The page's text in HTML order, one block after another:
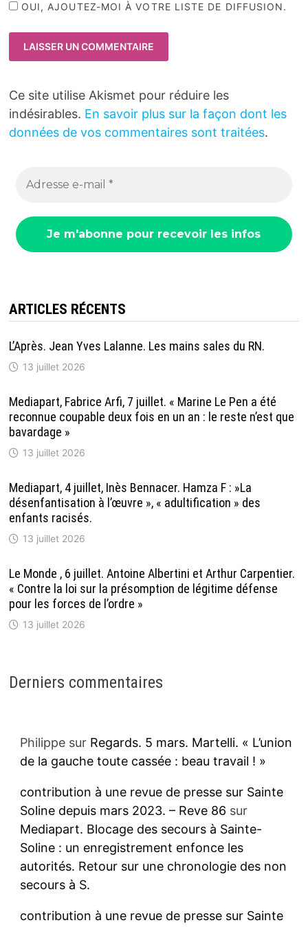
OUI, AJOUTEZ-MOI À VOTRE LISTE DE DIFFUSION.
Ce site utilise Akismet pour réduire les
indésirables. En savoir plus sur la façon dont les
données de vos commentaires sont traitées.
ARTICLES RÉCENTS
L’Après. Jean Yves Lalanne. Les mains sales du RN.
13 juillet 2026
Mediapart, Fabrice Arfi, 7 juillet. « Marine Le Pen a été
reconnue coupable deux fois en un an : le reste n’est que
bavardage »
13 juillet 2026
Mediapart, 4 juillet, Inès Bennacer. Hamza F : »La
désenfantisation à l’œuvre », « adultification » des
enfants racisés.
13 juillet 2026
Le Monde , 6 juillet. Antoine Albertini et Arthur Carpentier.
« Contre la loi sur la présomption de légitime défense
pour les forces de l’ordre »
13 juillet 2026
Derniers commentaires
Philippesur Regards. 5 mars. Martelli. « L’union
de la gauche toute cassée : beau travail ! »
contribution à une revue de presse sur Sainte
Soline depuis mars 2023. – Reve 86 sur
Mediapart. Blocage des secours à Sainte-
Soline : un enregistrement enfonce les
autorités. Retour sur une chronologie des non
secours à S.
contribution à une revue de presse sur Sainte